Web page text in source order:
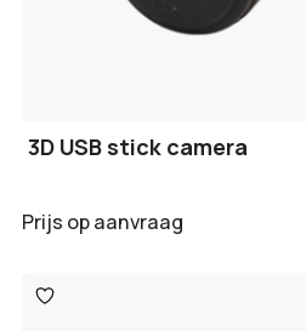
3D USB stick camera
Prijs op aanvraag
Toevoegen
aan